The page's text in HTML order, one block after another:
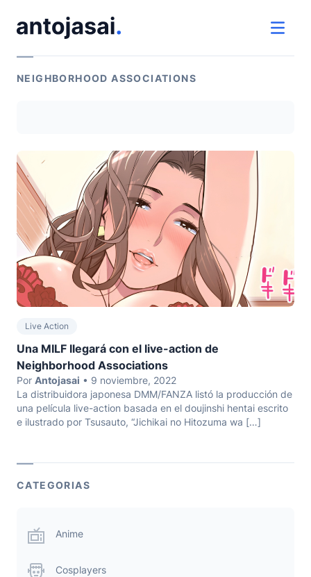
ver
NEIGHBORHOOD ASSOCIATIONS
Una MILF llegará con el live-action de
Neighborhood Associations
Live Action
Por Antojasai • 9 noviembre, 2022
La distribuidora japonesa DMM/FANZA listó la producción de
una película live-action basada en el doujinshi hentai escrito
e ilustrado por Tsusauto, “Jichikai no Hitozuma wa […]
CATEGORIAS
Anime
Cosplayers